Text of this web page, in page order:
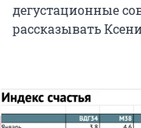
дегустационные
рассказывать